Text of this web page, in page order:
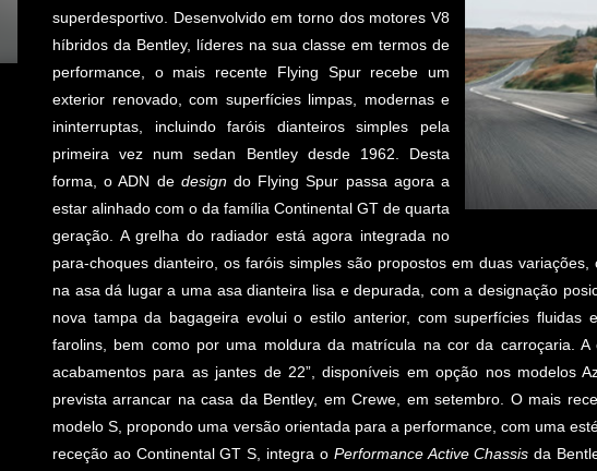
superdesportivo. Desenvolvido em torno dos motores V8
híbridos da Bentley, líderes na sua classe em termos de
performance, o mais recente Flying Spur recebe um
exterior renovado, com superfícies limpas, modernas e
ininterruptas, incluindo faróis dianteiros simples pela
primeira vez num sedan Bentley desde 1962. Desta
forma, o ADN de designdo Flying Spur passa agora a
estar alinhado com o da família Continental GT de quarta
geração. A grelha do radiador está agora integrada no
para-choques dianteiro, os faróis simples são propostos em duas
na asa dá lugar a uma asa dianteira lisa e depurada, com a designação
nova tampa da bagageira evolui o estilo anterior, com superfícies fluidas
farolins, bem como por uma moldura da matrícula na cor da carroçaria.
acabamentos para as jantes de 22”, disponíveis em opção nos modelos
prevista arrancar na casa da Bentley, em Crewe, em setembro. O mais
modelo S, propondo uma versão orientada para a performance, com uma
receção ao Continental GT S, integra o Performance Active Chassis da